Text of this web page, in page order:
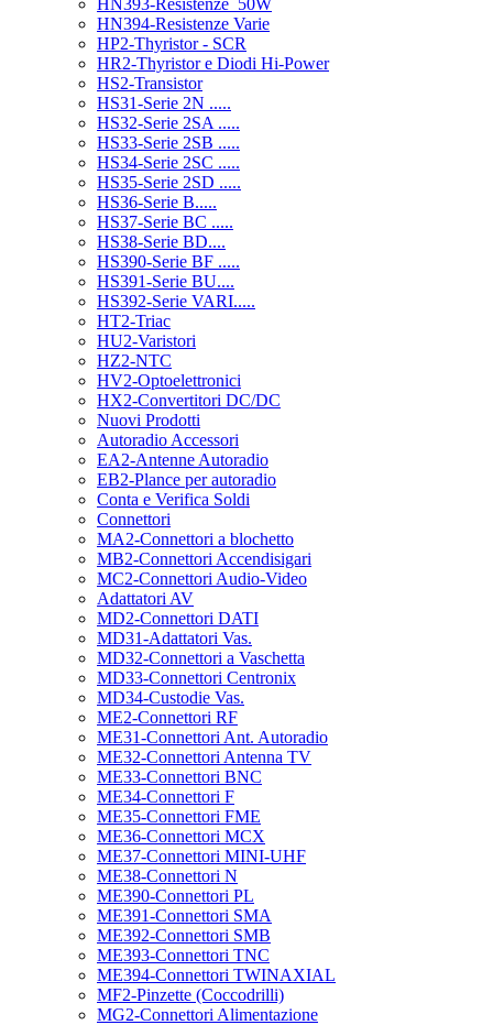
HN393-Resistenze_50W
HN394-Resistenze Varie
HP2-Thyristor - SCR
HR2-Thyristor e Diodi Hi-Power
HS2-Transistor
HS31-Serie 2N .....
HS32-Serie 2SA .....
HS33-Serie 2SB .....
HS34-Serie 2SC .....
HS35-Serie 2SD .....
HS36-Serie B.....
HS37-Serie BC .....
HS38-Serie BD....
HS390-Serie BF .....
HS391-Serie BU....
HS392-Serie VARI.....
HT2-Triac
HU2-Varistori
HZ2-NTC
HV2-Optoelettronici
HX2-Convertitori DC/DC
Nuovi Prodotti
Autoradio Accessori
EA2-Antenne Autoradio
EB2-Plance per autoradio
Conta e Verifica Soldi
Connettori
MA2-Connettori a blochetto
MB2-Connettori Accendisigari
MC2-Connettori Audio-Video
Adattatori AV
MD2-Connettori DATI
MD31-Adattatori Vas.
MD32-Connettori a Vaschetta
MD33-Connettori Centronix
MD34-Custodie Vas.
ME2-Connettori RF
ME31-Connettori Ant. Autoradio
ME32-Connettori Antenna TV
ME33-Connettori BNC
ME34-Connettori F
ME35-Connettori FME
ME36-Connettori MCX
ME37-Connettori MINI-UHF
ME38-Connettori N
ME390-Connettori PL
ME391-Connettori SMA
ME392-Connettori SMB
ME393-Connettori TNC
ME394-Connettori TWINAXIAL
MF2-Pinzette (Coccodrilli)
MG2-Connettori Alimentazione